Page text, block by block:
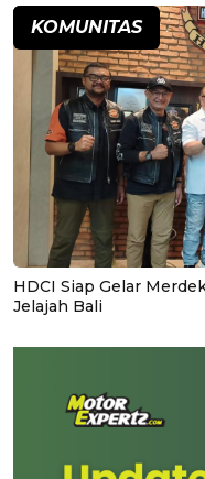
KOMUNITAS
HDCI Siap Gelar
Jelajah Bali